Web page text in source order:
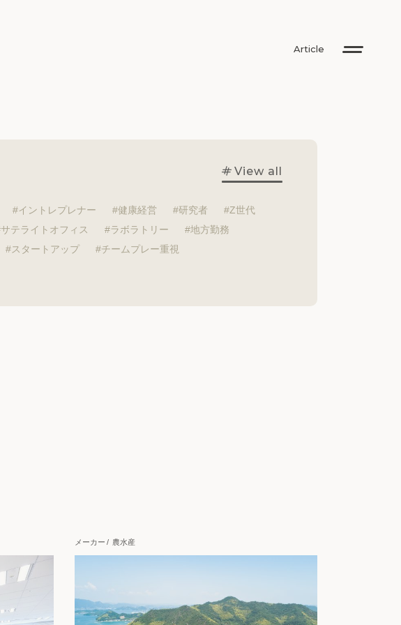
Article
イントレプレナー 健康経営 研究者
Z世代
サテライトオフィス ラボラトリー
地方勤務
スタートアップ
チームプレー重視
View all
メーカー 農水産